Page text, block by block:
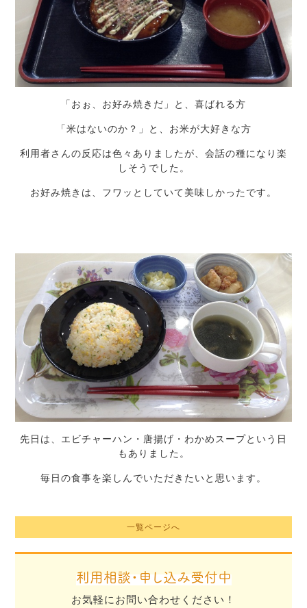
「おぉ、お好み焼きだ」と、喜ばれる方
「米はないのか？」と、お米が大好きな方
利用者さんの反応は色々ありましたが、会話の種になり楽
しそうでした。
お好み焼きは、フワッとしていて美味しかったです。
先日は、エビチャーハン・唐揚げ・わかめスープという日
もありました。
毎日の食事を楽しんでいただきたいと思います。
一覧ページへ
利用相談・申し込み受付中
お気軽にお問い合わせください！